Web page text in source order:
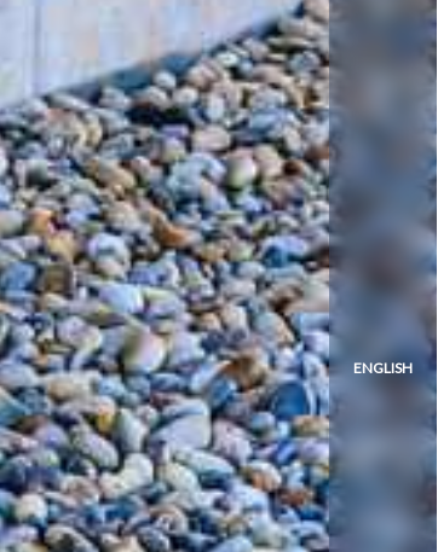
ENGLISH